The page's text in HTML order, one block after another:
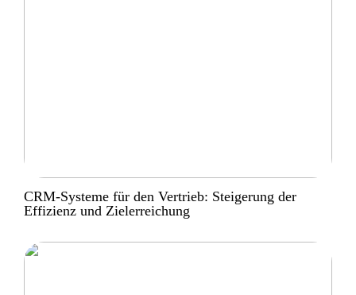
CRM-Systeme für den Vertrieb: Steigerung der
Effizienz und Zielerreichung